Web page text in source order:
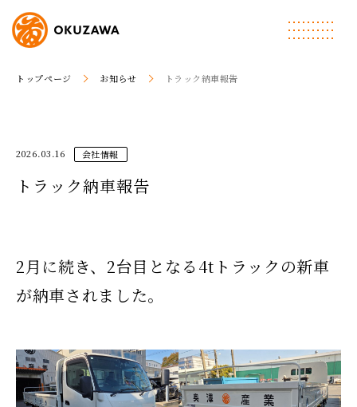
トップページ お知らせ トラック納車報告
2026.03.16 会社情報
トラック納車報告
2月に続き、2台目となる4tトラックの新車
が納車されました。